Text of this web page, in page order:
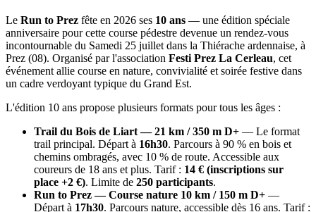
Le Run to Prez fête en 2026 ses 10 ans — une édition spéciale
anniversaire pour cette course pédestre devenue un rendez-vous
incontournable du Samedi 25 juillet dans la Thiérache ardennaise, à
Prez (08). Organisé par l'association Festi Prez La Cerleau, cet
événement allie course en nature, convivialité et soirée festive dans
un cadre verdoyant typique du Grand Est.
L'édition 10 ans propose plusieurs formats pour tous les âges :
Trail du Bois de Liart — 21 km / 350 m D+ — Le format
trail principal. Départ à 16h30. Parcours à 90 % en bois et
chemins ombragés, avec 10 % de route. Accessible aux
coureurs de 18 ans et plus. Tarif : 14 € (inscriptions sur
place +2 €). Limite de 250 participants.
Run to Prez — Course nature 10 km / 150 m D+ —
Départ à 17h30. Parcours nature, accessible dès 16 ans. Tarif :